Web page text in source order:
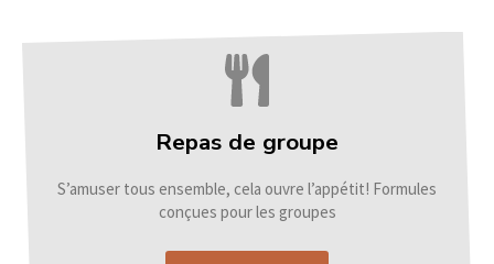
Repas de groupe
S’amuser tous ensemble, cela ouvre l’appétit! Formules
conçues pour les groupes